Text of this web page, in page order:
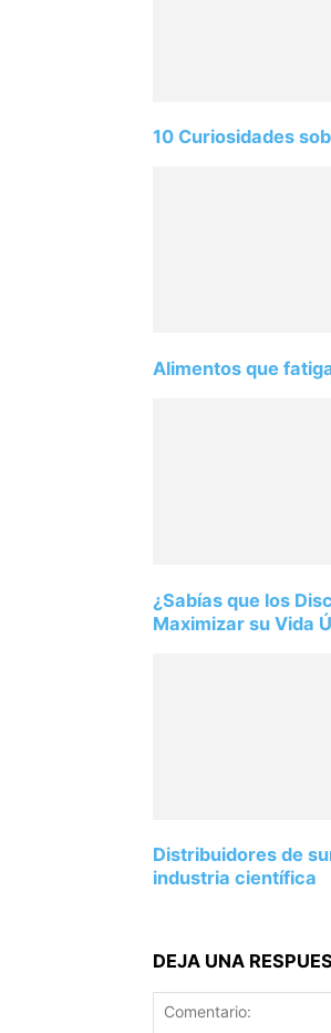
10 Curiosidades
Alimentos que
¿Sabías que los
Maximizar su Vida
Distribuidores de
industria científica
DEJA UNA